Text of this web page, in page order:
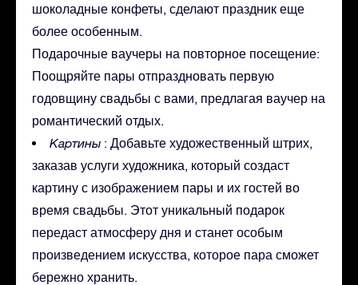
шоколадные конфеты, сделают праздник еще
более особенным.
Подарочные ваучеры на повторное посещение:
Поощряйте пары отпраздновать первую
годовщину свадьбы с вами, предлагая ваучер на
романтический отдых.
Картины : Добавьте художественный штрих,
заказав услуги художника, который создаст
картину с изображением пары и их гостей во
время свадьбы. Этот уникальный подарок
передаст атмосферу дня и станет особым
произведением искусства, которое пара сможет
бережно хранить.